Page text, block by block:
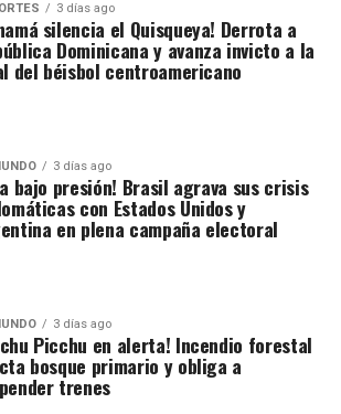
3 días ago
silencia el Quisqueya! Derrota a
Dominicana y avanza invicto a la
del béisbol centroamericano
3 días ago
bajo presión! Brasil agrava sus crisis
con Estados Unidos y
en plena campaña electoral
3 días ago
Picchu en alerta! Incendio forestal
bosque primario y obliga a
trenes